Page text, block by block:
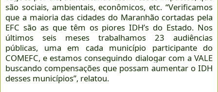
são sociais, ambientais, econômicos, etc. “Verificamos
que a maioria das cidades do Maranhão cortadas pela
EFC são as que têm os piores IDH’s do Estado. Nos
últimos seis meses trabalhamos 23 audiências
públicas, uma em cada município participante do
COMEFC, e estamos conseguindo dialogar com a VALE
buscando compensações que possam aumentar o IDH
desses municípios”, relatou.